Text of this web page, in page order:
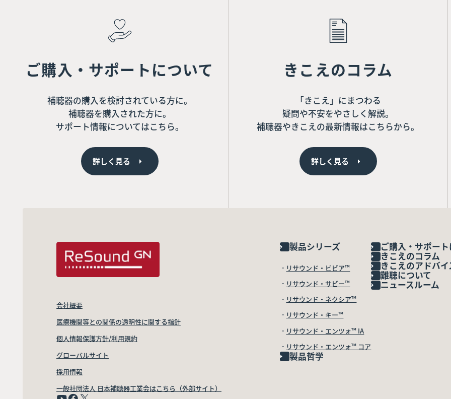
ご購入・サポートについて
補聴器の購入を検討されている方に。
補聴器を購入された方に。
サポート情報についてはこちら。
詳しく見る
きこえのコラム
「きこえ」にまつわる
疑問や不安をやさしく解説。
補聴器やきこえの最新情報はこちらから。
詳しく見る
製品シリーズ
リサウンド・ビビア™
リサウンド・サビー™
リサウンド・ネクシア™
リサウンド・キー™
リサウンド・エンツォ™ IA
リサウンド・エンツォ™ コア
製品哲学
ご購入・サポー
きこえのコラム
きこえのアドバイ
難聴について
ニュースルーム
会社概要
医療機関等との関係の透明性に関する指針
個人情報保護方針/利用規約
グローバルサイト
採用情報
一般社団法人 日本補聴器工業会はこちら（外部サイト）